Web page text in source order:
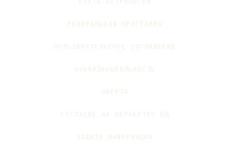
РЕФЕРАЛЬНАЯ ПРОГРАММА
ПОЛЬЗОВАТЕЛЬСКОЕ СОГЛАШЕНИЕ
КОНФИДЕНЦИАЛЬНОСТЬ
ОФЕРТА
СОГЛАСИЕ НА ОБРАБОТКУ ПД
ЗАЩИТА ИНФОРМАЦИИ